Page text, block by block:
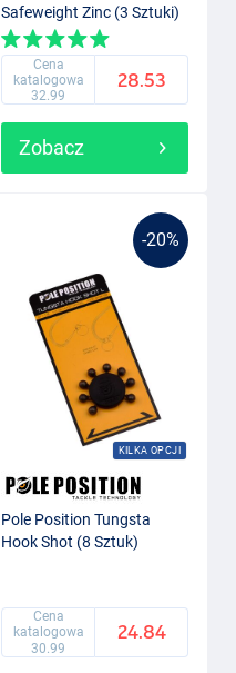
Safeweight Zinc (3 Sztuki)
Cena
katalogowa
32.99
28.53
Zobacz
-20%
KILKA OPCJI
Pole Position Tungsta
Hook Shot (8 Sztuk)
Cena
katalogowa
30.99
24.84